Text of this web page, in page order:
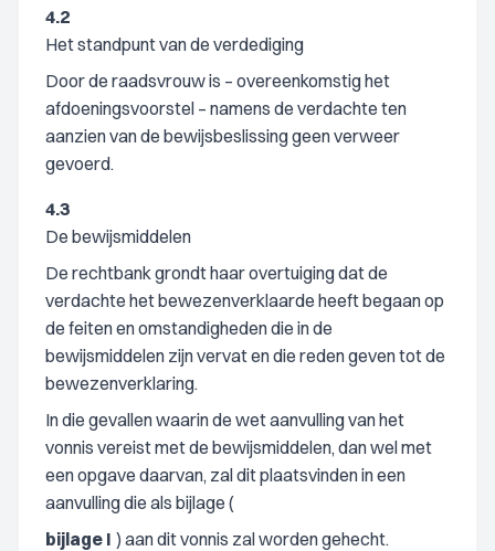
4.2
Het standpunt van de verdediging
Door de raadsvrouw is – overeenkomstig het
afdoeningsvoorstel – namens de verdachte ten
aanzien van de bewijsbeslissing geen verweer
gevoerd.
4.3
De bewijsmiddelen
De rechtbank grondt haar overtuiging dat de
verdachte het bewezenverklaarde heeft begaan op
de feiten en omstandigheden die in de
bewijsmiddelen zijn vervat en die reden geven tot de
bewezenverklaring.
In die gevallen waarin de wet aanvulling van het
vonnis vereist met de bewijsmiddelen, dan wel met
een opgave daarvan, zal dit plaatsvinden in een
aanvulling die als bijlage (
bijlage I ) aan dit vonnis zal worden gehecht.